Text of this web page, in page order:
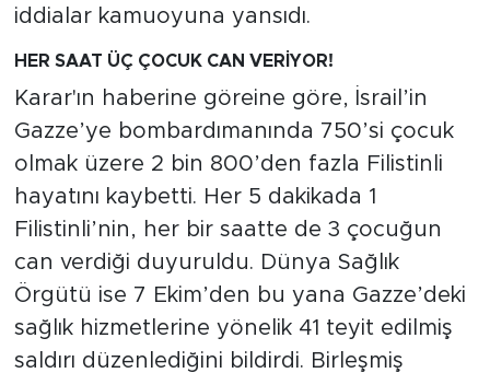
iddialar kamuoyuna yansıdı.
HER SAAT ÜÇ ÇOCUK CAN VERİYOR!
Karar'ın haberine göreine göre, İsrail’in
Gazze’ye bombardımanında 750’si çocuk
olmak üzere 2 bin 800’den fazla Filistinli
hayatını kaybetti. Her 5 dakikada 1
Filistinli’nin, her bir saatte de 3 çocuğun
can verdiği duyuruldu. Dünya Sağlık
Örgütü ise 7 Ekim’den bu yana Gazze’deki
sağlık hizmetlerine yönelik 41 teyit edilmiş
saldırı düzenlediğini bildirdi. Birleşmiş